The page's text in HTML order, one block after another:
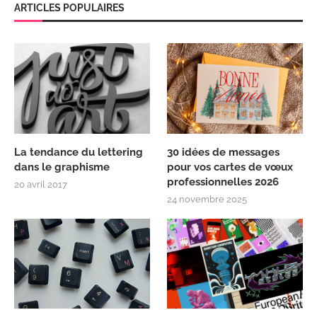
ARTICLES POPULAIRES
La tendance du lettering
dans le graphisme
20 avril 2017
30 idées de messages
pour vos cartes de vœux
professionnelles 2026
24 novembre 2025